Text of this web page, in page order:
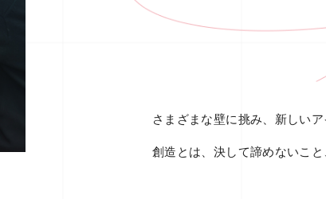
さまざまな壁に挑み、新しい
創造とは、決して諦めないこと